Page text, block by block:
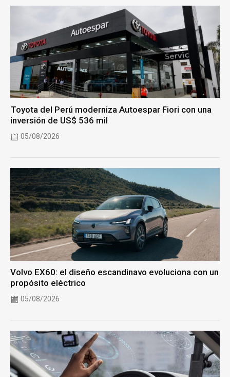
Toyota del Perú moderniza Autoespar Fiori con una
inversión de US$ 536 mil
05/08/2026
Volvo EX60: el diseño escandinavo evoluciona con un
propósito eléctrico
05/08/2026